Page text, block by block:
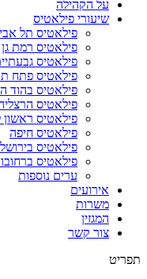
על הקהילה
שיעורי פילאטיס
פילאטיס תל
פילאטיס רמת גן
פילאטיס
פילאטיס פתח
פילאטיס בהוד
פילאטיס
פילאטיס ראשון
פילאטיס חיפה
פילאטיס
פילאטיס
ערים נוספות
אירועים
משרות
המגזין
צור קשר
תפריט